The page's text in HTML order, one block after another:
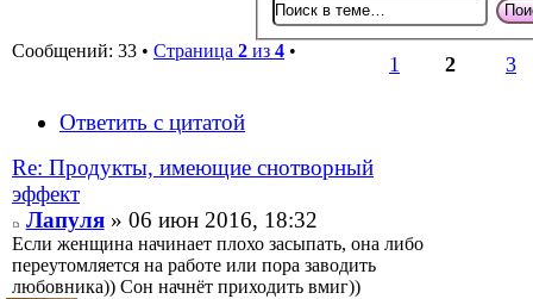
Сообщений: 33 • Страница 2 из 4 •
1 2 3
Ответить с цитатой
Re: Продукты, имеющие снотворный
эффект
Лапуля» 06 июн 2016, 18:32
Если женщина начинает плохо засыпать, она либо
переутомляется на работе или пора заводить
любовника)) Сон начнёт приходить вмиг))